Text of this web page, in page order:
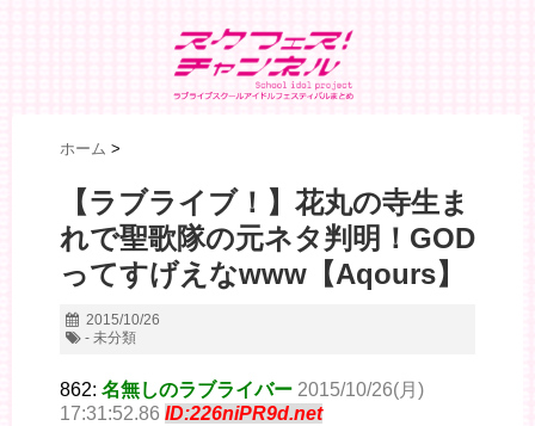
ホーム >
【ラブライブ！】花丸の寺生ま
れで聖歌隊の元ネタ判明！GOD
ってすげえなwww【Aqours】
2015/10/26
- 未分類
862: 名無しのラブライバー 2015/10/26(月)
17:31:52.86 ID:226niPR9d.net